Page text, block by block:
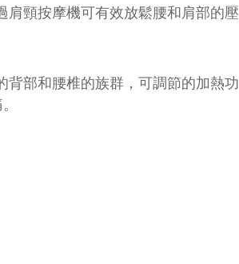
肩頸按摩機可有效放鬆腰和肩部的壓
背部和腰椎的族群，可調節的加熱功